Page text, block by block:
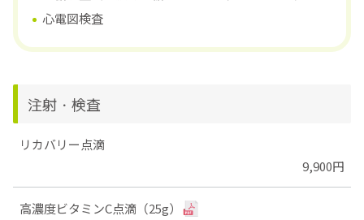
心電図検査
注射・検査
リカバリー点滴
9,900円
高濃度ビタミンC点滴（25g）